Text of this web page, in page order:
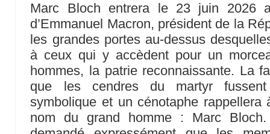
Marc Bloch entrera le 23 juin 2026
d’Emmanuel Macron, président de la
les grandes portes au-dessus
à ceux qui y accèdent pour un
hommes, la patrie reconnaissante. La
que les cendres du martyr fussent
symbolique et un cénotaphe
nom du grand homme : Marc